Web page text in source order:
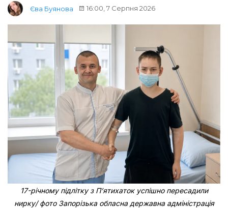
Єва Буянова 16:00, 7 Серпня 2026
17-річному підлітку з Пʼятихаток успішно пересадили
нирку/ фото Запорізька обласна державна адміністрація